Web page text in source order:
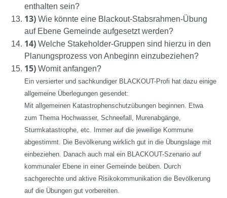
enthalten sein?
13) Wie könnte eine Blackout-Stabsrahmen-Übung
auf Ebene Gemeinde aufgesetzt werden?
14) Welche Stakeholder-Gruppen sind hierzu in den
Planungsprozess von Anbeginn einzubeziehen?
15) Womit anfangen?
Ein versierter und sachkundiger BLACKOUT-Profi hat dazu einige
allgemeine Überlegungen gesendet:
Mit allgemeinen Katastrophenschutzübungen beginnen. Etwa
zum Thema Hochwasser, Schneefall, Murenabgänge,
Sturmkatastrophe, etc. Immer auf die jeweilige Kommune
abgestimmt. Die Bevölkerung wirklich gut in die Übungslage mit
einbeziehen. Danach auch mal ein BLACKOUT-Szenario auf
kommunaler Ebene in einer Gemeinde beüben. Durch
sachgerechte und aktive Risikokommunikation die Bevölkerung
auf die Übungen gut vorbereiten.